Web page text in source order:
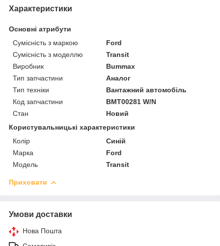
Характеристики
Основні атрибути
Сумісність з маркою
Ford
Сумісність з моделлю
Transit
Виробник
Bummax
Тип запчастини
Аналог
Тип техніки
Вантажний автомобіль
Код запчастини
BMT00281 W/N
Стан
Новий
Користувальницькі характеристики
Колір
Синій
Марка
Ford
Модель
Transit
Приховати
Умови доставки
Нова Пошта